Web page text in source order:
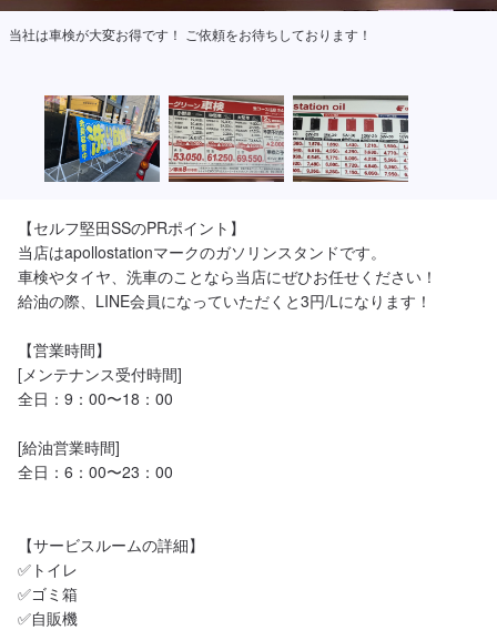
当社は車検が大変お得です！ ご依頼をお待ちしております！
【セルフ堅田SSのPRポイント】
当店はapollostationマークのガソリンスタンドです。
車検やタイヤ、洗車のことなら当店にぜひお任せください！
給油の際、LINE会員になっていただくと3円/Lになります！
【営業時間】
[メンテナンス受付時間]
全日：9：00〜18：00
[給油営業時間]
全日：6：00〜23：00
【サービスルームの詳細】
✅トイレ
✅ゴミ箱
✅自販機